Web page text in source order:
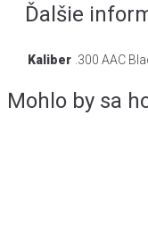
Ďalšie
Kaliber .300 AAC
Mohlo by sa